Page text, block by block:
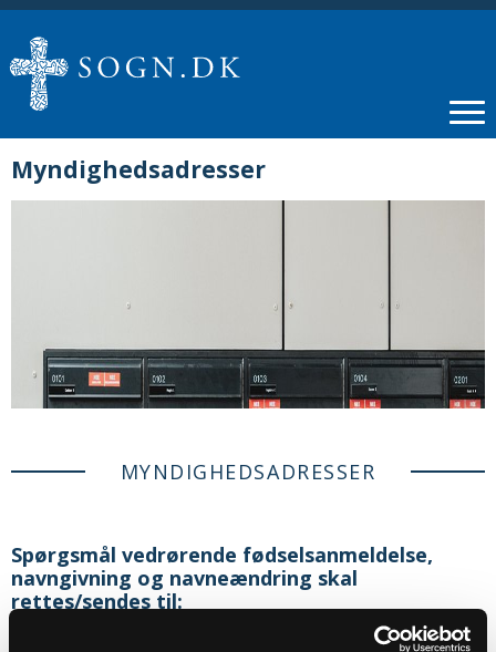
Myndighedsadresser
MYNDIGHEDSADRESSER
Spørgsmål vedrørende fødselsanmeldelse,
navngivning og navneændring skal
rettes/sendes til: